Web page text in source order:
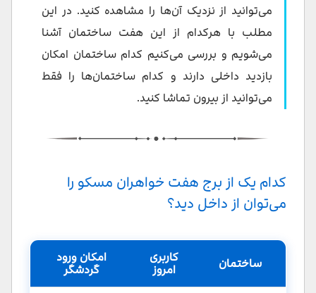
ساختمان وزارت امور خارجه
ساختمان میدان کودرینسکایا
ساختمان اداری مسکونی برج دوشکین
هتل لنینگرادسکایا
افسانه‌های پشت آسمان‌ خراش‌های استالین
می‌توانید از نزدیک آن‌ها را مشاهده کنید. در این
مطلب با هرکدام از این هفت ساختمان آشنا
می‌شویم و بررسی می‌کنیم کدام ساختمان امکان
بازدید داخلی دارند و کدام ساختمان‌ها را فقط
می‌توانید از بیرون تماشا کنید.
کدام‌ یک از برج هفت خواهران مسکو را
می‌توان از داخل دید؟
ساختمان کاربری
امروز
امکان ورود
گردشگر